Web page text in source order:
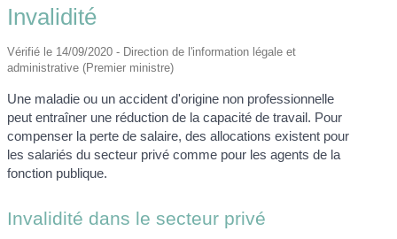
Invalidité
Vérifié le 14/09/2020 - Direction de l'information légale et
administrative (Premier ministre)
Une maladie ou un accident d'origine non professionnelle
peut entraîner une réduction de la capacité de travail. Pour
compenser la perte de salaire, des allocations existent pour
les salariés du secteur privé comme pour les agents de la
fonction publique.
Invalidité dans le secteur privé